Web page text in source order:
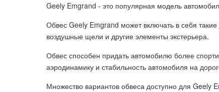
Geely Emgrand - это популярная модель
Обвес Geely Emgrand может включать в себя
воздушные щели и другие элементы экстерьера.
Обвес способен придать автомобилю более
аэродинамику и стабильность автомобиля на
Множество вариантов обвеса доступно для Geely